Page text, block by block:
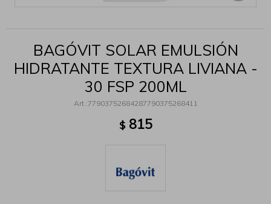
BAGÓVIT SOLAR EMULSIÓN
HIDRATANTE TEXTURA LIVIANA -
30 FSP 200ML
77903752684287790375268411
$ 815